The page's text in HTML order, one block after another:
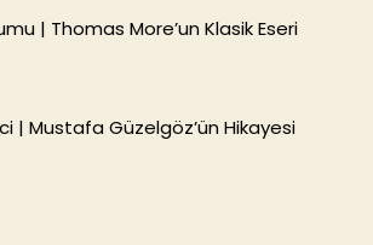
| Thomas More’un Klasik Eseri
| Mustafa Güzelgöz’ün Hikayesi